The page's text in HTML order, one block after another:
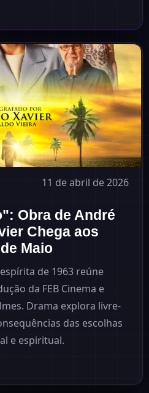
11 de abril de 2026
Obra de André
Chega aos
Maio
de 1963 reúne
da FEB Cinema e
Drama explora livre-
das escolhas
e espiritual.